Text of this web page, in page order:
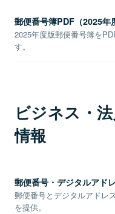
郵便番号簿PDF（2025年
2025年度版郵便番号簿を
す。
ビジネス・
情報
郵便番号・デジタルアド
郵便番号とデジタルアドレ
を提供。